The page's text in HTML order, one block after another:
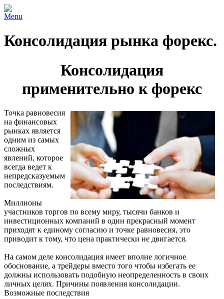
Menu
Консолидация рынка форекс.
Консолидация
применительно к форекс
Точка равновесия
на финансовых
рынках является
одним из самых
сложных
явлений, которое
всегда ведет к
непредсказуемым
последствиям.
Миллионы
участников торгов по всему миру, тысячи банков и
инвестиционных компаний в один прекрасный момент
приходят к единому согласию и точке равновесия, это
приводит к тому, что цена практически не двигается.
На самом деле консолидация имеет вполне логичное
обоснование, а трейдеры вместо того чтобы избегать ее
должны использовать подобную неопределенность в своих
личных целях. Причины появления консолидации.
Возможные последствия